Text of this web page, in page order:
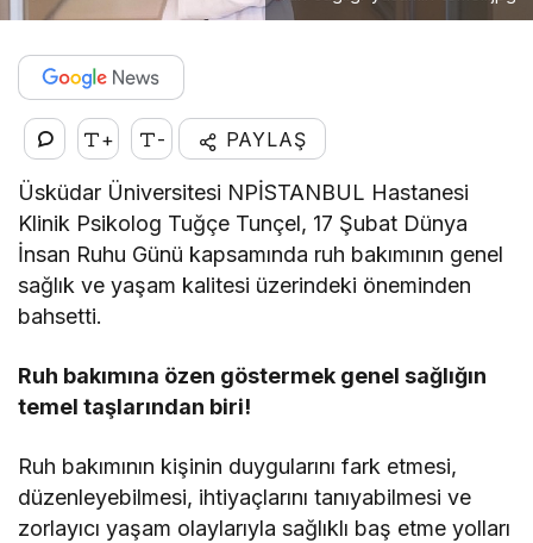
+ - PAYLAŞ
Üsküdar Üniversitesi NPİSTANBUL Hastanesi
Klinik Psikolog Tuğçe Tunçel, 17 Şubat Dünya
İnsan Ruhu Günü kapsamında ruh bakımının genel
sağlık ve yaşam kalitesi üzerindeki öneminden
bahsetti.
Ruh bakımına özen göstermek genel sağlığın
temel taşlarından biri!
Ruh bakımının kişinin duygularını fark etmesi,
düzenleyebilmesi, ihtiyaçlarını tanıyabilmesi ve
zorlayıcı yaşam olaylarıyla sağlıklı baş etme yolları